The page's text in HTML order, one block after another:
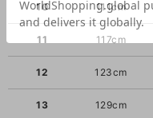
10
11
12
13
111cm
117cm
123cm
129cm